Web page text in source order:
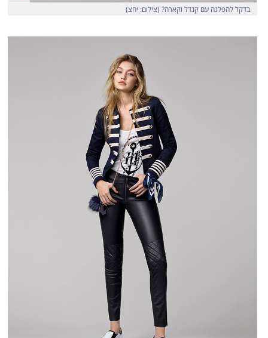
בדקל להפלגה עם קנדל וקארה? (צילום: יחצ)